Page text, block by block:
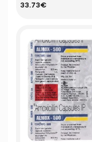
33.73€